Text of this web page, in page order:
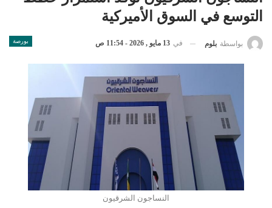
التوسع في السوق الأميركية
بورصة بواسطة بلوم في 13 مايو , 2026 - 11:54 ص
النساجون الشرقيون